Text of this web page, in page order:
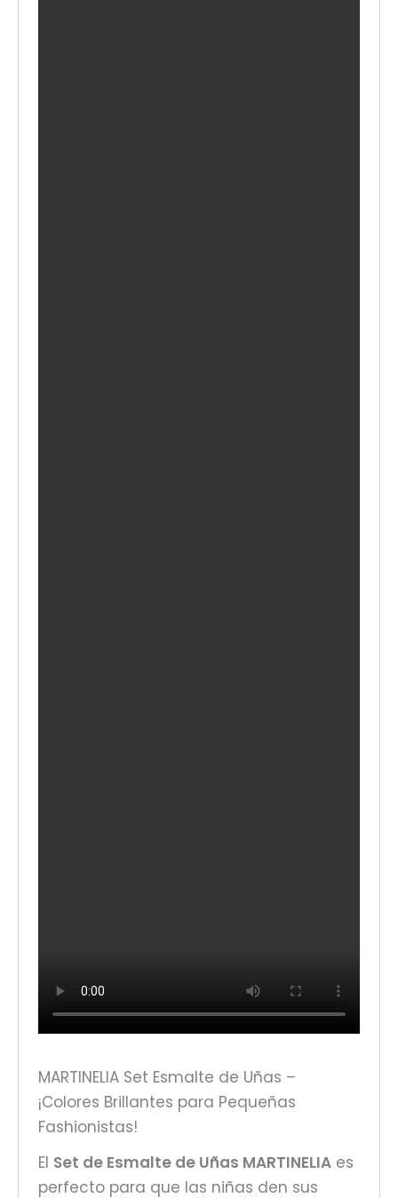
MARTINELIA Set Esmalte de Uñas –
¡Colores Brillantes para Pequeñas
Fashionistas!
El Set de Esmalte de Uñas MARTINELIA es
perfecto para que las niñas den sus